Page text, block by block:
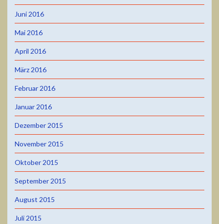
Juni 2016
Mai 2016
April 2016
März 2016
Februar 2016
Januar 2016
Dezember 2015
November 2015
Oktober 2015
September 2015
August 2015
Juli 2015